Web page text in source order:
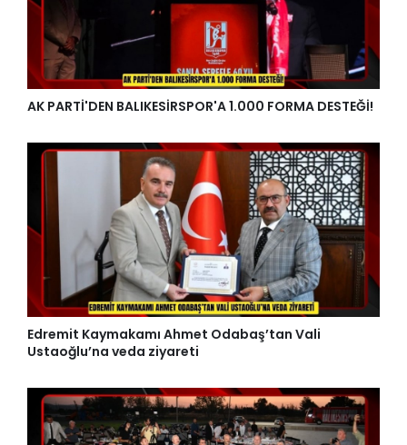
AK PARTİ'DEN BALIKESİRSPOR'A 1.000 FORMA DESTEĞİ!
Edremit Kaymakamı Ahmet Odabaş’tan Vali
Ustaoğlu’na veda ziyareti